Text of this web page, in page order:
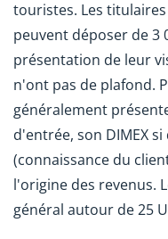
touristes. Les
peuvent déposer de 3
présentation de leur
n'ont pas de plafond.
généralement
d'entrée, son DIMEX
(connaissance du
l'origine des revenus.
général autour de 25